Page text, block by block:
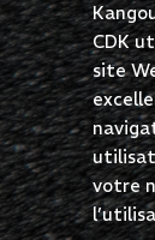
Salut c'est
les Cookies !
On a attendu
avant de vous
accompagner
C'est OK pour
CDK
site
votre